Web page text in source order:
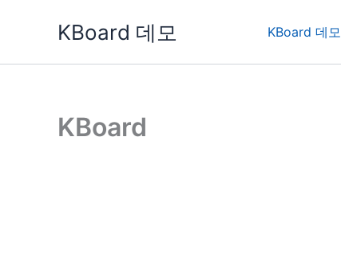
KBoard 데모 KBoard 데모
KBoard